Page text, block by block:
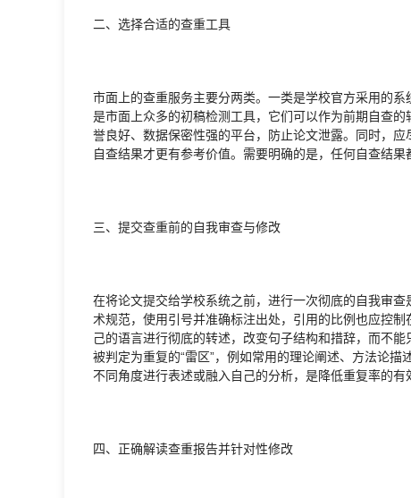
二、选择合适的查重工具
市面上的查重服务主要分两类。一类是学校官方采用的
是市面上众多的初稿检测工具，它们可以作为前期自查
誉良好、数据保密性强的平台，防止论文泄露。同时，
自查结果才更有参考价值。需要明确的是，任何自查结
三、提交查重前的自我审查与修改
在将论文提交给学校系统之前，进行一次彻底的自我审
术规范，使用引号并准确标注出处，引用的比例也应控
己的语言进行彻底的转述，改变句子结构和措辞，而不
被判定为重复的“雷区”，例如常用的理论阐述、方法论
不同角度进行表述或融入自己的分析，是降低重复率的有
四、正确解读查重报告并针对性修改